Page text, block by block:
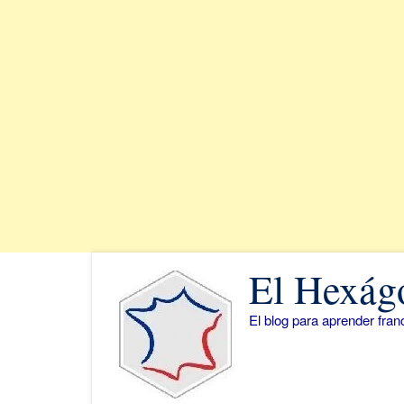
El
El blog para aprender